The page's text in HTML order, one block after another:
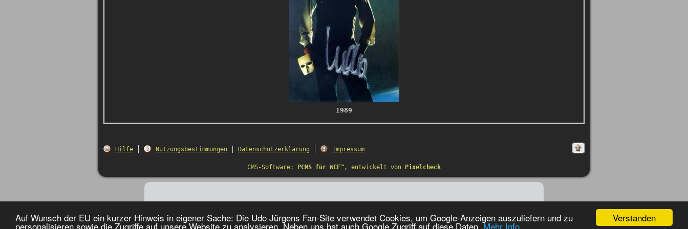
Verstanden
Auf Wunsch der EU ein kurzer Hinweis in eigener Sache: Die Udo Jürgens Fan-Site verwendet Cookies, um Google-Anzeigen auszuliefern und zu
personalisieren sowie die Zugriffe auf unsere Website zu analysieren. Neben uns hat auch Google Zugriff auf diese Daten.Mehr Info
1989
Hilfe Nutzungsbestimmungen Datenschutzerklärung Impressum
CMS-Software: PCMS für WCF™, entwickelt von Pixelcheck